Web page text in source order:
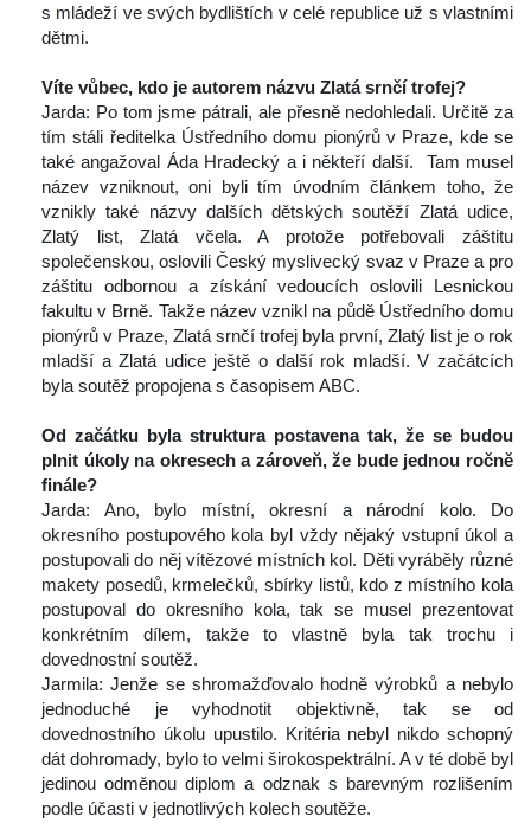
mládeží ve svých bydlištích v celé republice už s vlastními
dětmi.
Víte vůbec, kdo je autorem názvu Zlatá srnčí trofej?
Jarda: Po tom jsme pátrali, ale přesně nedohledali. Určitě za
tím stáli ředitelka Ústředního domu pionýrů v Praze, kde se
také angažoval Áda Hradecký a i někteří další. Tam musel
název vzniknout, oni byli tím úvodním článkem toho, že
vznikly také názvy dalších dětských soutěží Zlatá udice,
Zlatý list, Zlatá včela. A protože potřebovali záštitu
polečenskou, oslovili Český myslivecký svaz v Praze a pro
záštitu odbornou a získání vedoucích oslovili Lesnickou
fakultu v Brně. Takže název vznikl na půdě Ústředního domu
pionýrů v Praze, Zlatá srnčí trofej byla první, Zlatý list je o rok
mladší a Zlatá udice ještě o další rok mladší. V začátcích
byla soutěž propojena s časopisem ABC.
Od začátku byla struktura postavena tak, že se budou
plnit úkoly na okresech a zároveň, že bude jednou ročně
finále?
Jarda: Ano, bylo místní, okresní a národní kolo. Do
okresního postupového kola byl vždy nějaký vstupní úkol a
postupovali do něj vítězové místních kol. Děti vyráběly různé
makety posedů, krmelečků, sbírky listů, kdo z místního kola
postupoval do okresního kola, tak se musel prezentovat
konkrétním dílem, takže to vlastně byla tak trochu i
dovednostní soutěž.
Jarmila: Jenže se shromažďovalo hodně výrobků a nebylo
jednoduché je vyhodnotit objektivně, tak se od
dovednostního úkolu upustilo. Kritéria nebyl nikdo schopný
dát dohromady, bylo to velmi širokospektrální. A v té době byl
jedinou odměnou diplom a odznak s barevným rozlišením
podle účasti v jednotlivých kolech soutěže.